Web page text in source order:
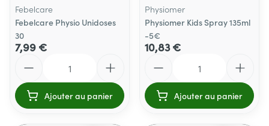
Febelcare
Febelcare Physio Unidoses
30
7,99 €
Ajouter au panier
Physiomer
Physiomer Kids Spray 135ml
-5€
10,83 €
Ajouter au panier